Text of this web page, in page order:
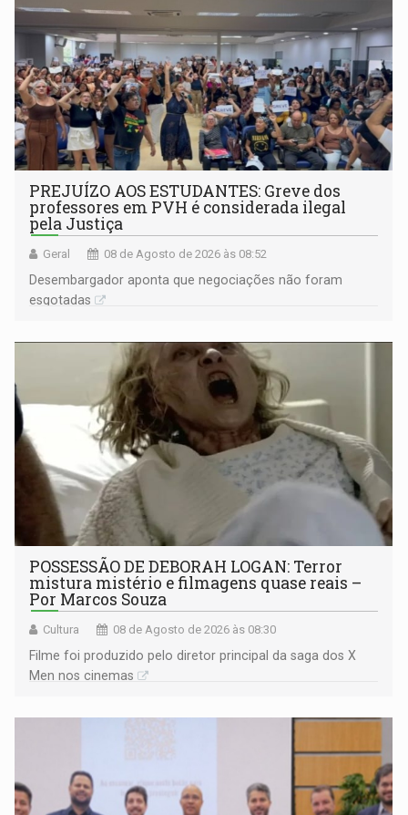
PREJUÍZO AOS ESTUDANTES: Greve dos
professores em PVH é considerada ilegal
pela Justiça
Geral 08 de Agosto de 2026 às 08:52
Desembargador aponta que negociações não foram
esgotadas
POSSESSÃO DE DEBORAH LOGAN: Terror
mistura mistério e filmagens quase reais –
Por Marcos Souza
Cultura 08 de Agosto de 2026 às 08:30
Filme foi produzido pelo diretor principal da saga dos X
Men nos cinemas